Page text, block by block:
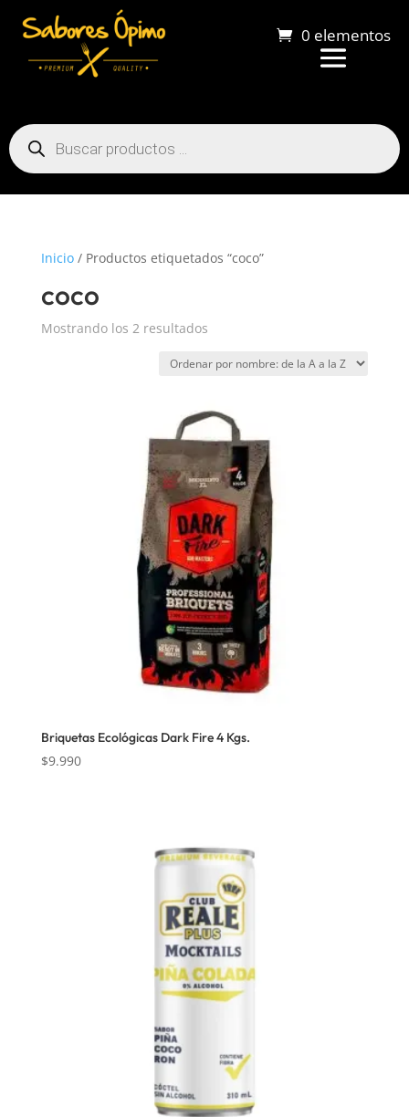
0 elementos
Búsqueda
de
productos
Inicio/ Productos etiquetados “coco”
coco
Mostrando los 2 resultados
Briquetas Ecológicas Dark Fire 4 Kgs.
$9.990